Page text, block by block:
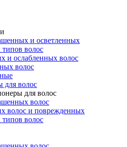
и осветленных
типов волос
и ослабленных волос
волос
для волос
для волос
волос
волос и поврежденных
типов волос